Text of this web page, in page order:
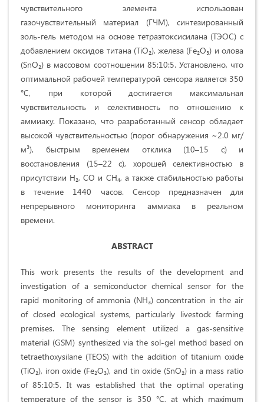
чувствительного элемента использован
газочувствительный материал (ГЧМ), синтезированный
золь-гель методом на основе тетраэтоксисилана (ТЭОС) с
добавлением оксидов титана (TiO₂), железа (Fe₂O₃) и олова
(SnO₂) в массовом соотношении 85:10:5. Установлено, что
оптимальной рабочей температурой сенсора является 350
°C, при которой достигается максимальная
чувствительность и селективность по отношению к
аммиаку. Показано, что разработанный сенсор обладает
высокой чувствительностью (порог обнаружения ~2.0 мг/
м³), быстрым временем отклика (10–15 с) и
восстановления (15–22 с), хорошей селективностью в
присутствии H₂, CO и CH₄, а также стабильностью работы
в течение 1440 часов. Сенсор предназначен для
непрерывного мониторинга аммиака в реальном
времени.
ABSTRACT
This work presents the results of the development and
investigation of a semiconductor chemical sensor for the
rapid monitoring of ammonia (NH₃) concentration in the air
of closed ecological systems, particularly livestock farming
premises. The sensing element utilized a gas-sensitive
material (GSM) synthesized via the sol-gel method based on
tetraethoxysilane (TEOS) with the addition of titanium oxide
(TiO₂), iron oxide (Fe₂O₃), and tin oxide (SnO₂) in a mass ratio
of 85:10:5. It was established that the optimal operating
temperature of the sensor is 350 °C, at which maximum